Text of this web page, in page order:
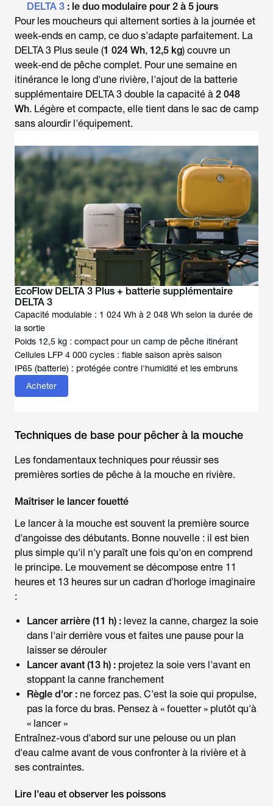
DELTA 3 : le duo modulaire pour 2 à 5 jours
Pour les moucheurs qui alternent sorties à la journée et
week-ends en camp, ce duo s'adapte parfaitement. La
DELTA 3 Plus seule (1 024 Wh, 12,5 kg) couvre un
week-end de pêche complet. Pour une semaine en
itinérance le long d'une rivière, l'ajout de la batterie
supplémentaire DELTA 3 double la capacité à 2 048
Wh. Légère et compacte, elle tient dans le sac de camp
sans alourdir l'équipement.
EcoFlow DELTA 3 Plus + batterie supplémentaire
DELTA 3
Capacité modulable : 1 024 Wh à 2 048 Wh selon la durée de
la sortie
Poids 12,5 kg : compact pour un camp de pêche itinérant
Cellules LFP 4 000 cycles : fiable saison après saison
IP65 (batterie) : protégée contre l'humidité et les embruns
Acheter
Techniques de base pour pêcher à la mouche
Les fondamentaux techniques pour réussir ses
premières sorties de pêche à la mouche en rivière.
Maîtriser le lancer fouetté
Le lancer à la mouche est souvent la première source
d'angoisse des débutants. Bonne nouvelle : il est bien
plus simple qu'il n'y paraît une fois qu'on en comprend
le principe. Le mouvement se décompose entre 11
heures et 13 heures sur un cadran d'horloge imaginaire
:
Lancer arrière (11 h) : levez la canne, chargez la soie
dans l'air derrière vous et faites une pause pour la
laisser se dérouler
Lancer avant (13 h) : projetez la soie vers l'avant en
stoppant la canne franchement
Règle d'or : ne forcez pas. C'est la soie qui propulse,
pas la force du bras. Pensez à « fouetter » plutôt qu'à
« lancer »
Entraînez-vous d'abord sur une pelouse ou un plan
d'eau calme avant de vous confronter à la rivière et à
ses contraintes.
Lire l'eau et observer les poissons